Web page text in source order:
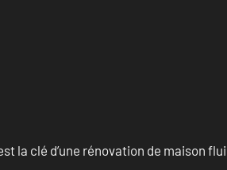
la clé d’une rénovation de maison